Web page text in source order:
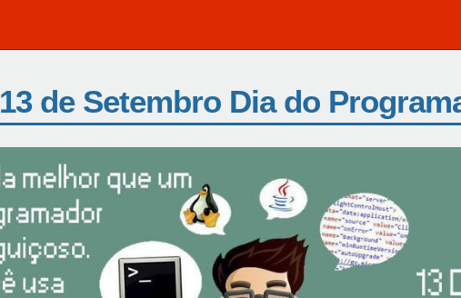
13 de Setembro Dia do